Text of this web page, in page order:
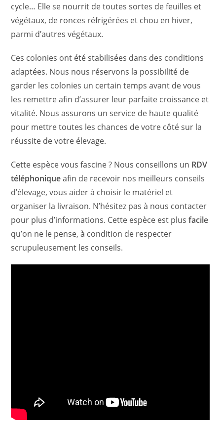
cycle… Elle se nourrit de toutes sortes de feuilles et
végétaux, de ronces réfrigérées et chou en hiver,
parmi d’autres végétaux.
Ces colonies ont été stabilisées dans des conditions
adaptées. Nous nous réservons la possibilité de
garder les colonies un certain temps avant de vous
les remettre afin d’assurer leur parfaite croissance et
vitalité. Nous assurons un service de haute qualité
pour mettre toutes les chances de votre côté sur la
réussite de votre élevage.
Cette espèce vous fascine ? Nous conseillons un RDV
téléphoniqueafin de recevoir nos meilleurs conseils
d’élevage, vous aider à choisir le matériel et
organiser la livraison. N’hésitez pas à nous contacter
pour plus d’informations. Cette espèce est plusfacile
qu’on ne le pense, à condition de respecter
scrupuleusement les conseils.